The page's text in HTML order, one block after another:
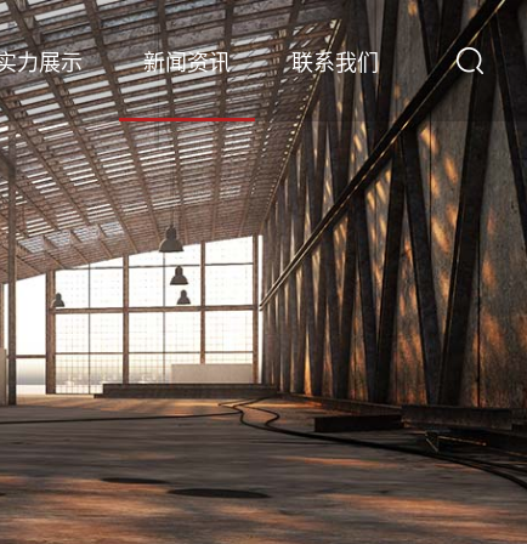
力展示 新闻资讯 联系我们